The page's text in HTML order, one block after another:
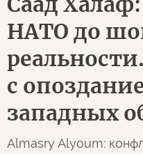
НАТО до
с
западных
Almasry Alyoum: